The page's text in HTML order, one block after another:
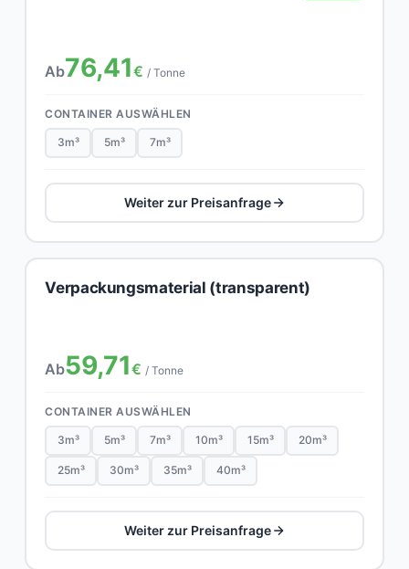
Ab76,41€ / Tonne
CONTAINER AUSWÄHLEN
3m³ 5m³ 7m³
Weiter zur Preisanfrage
Verpackungsmaterial (transparent)
Ab59,71€ / Tonne
CONTAINER AUSWÄHLEN
3m³ 5m³ 7m³ 10m³ 15m³ 20m³
25m³ 30m³ 35m³ 40m³
Weiter zur Preisanfrage